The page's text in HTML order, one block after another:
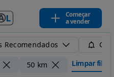
Começar
a vender
Recomendados
50 km Limpar